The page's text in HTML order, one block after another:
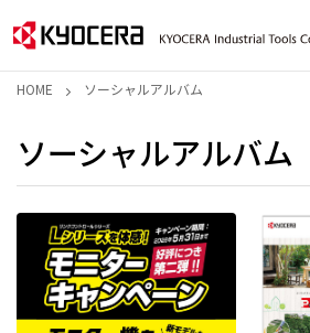
HOME ソーシャルアルバム
ソーシャルアルバム